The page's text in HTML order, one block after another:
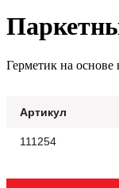
Герметик на
Артикул
111254